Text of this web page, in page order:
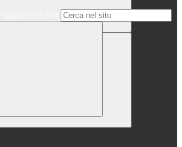
del sito